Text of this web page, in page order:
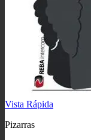
Vista Rápida
Pizarras